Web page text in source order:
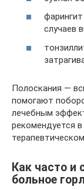
случаев
Полоскания —
помогают
лечебным
рекомендуется
Как часто и
больное